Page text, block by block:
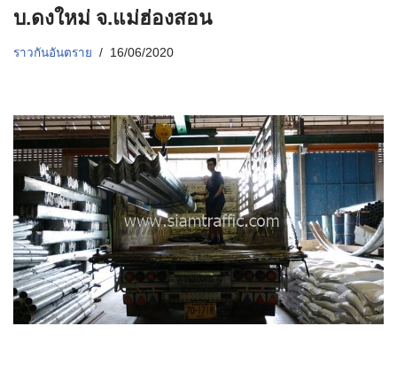
บ.ดงใหม่ จ.แม่ฮ่องสอน
ราวกันอันตราย 16/06/2020